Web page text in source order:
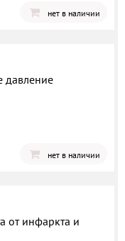
нет в наличии
давление
нет в наличии
от инфаркта и